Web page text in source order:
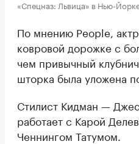
«Спецназ: Львица» в Нью-
По мнению People,
ковровой дорожке с
чем привычный
шторка была уложена
Стилист Кидман —
работает с Карой
Ченнингом Татумом.